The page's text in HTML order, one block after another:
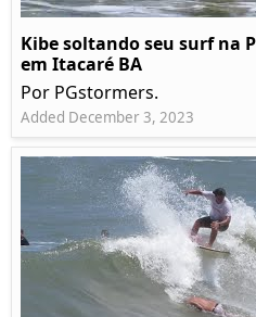
Kibe soltando seu surf na
em Itacaré BA
Por PGstormers.
Added December 3, 2023